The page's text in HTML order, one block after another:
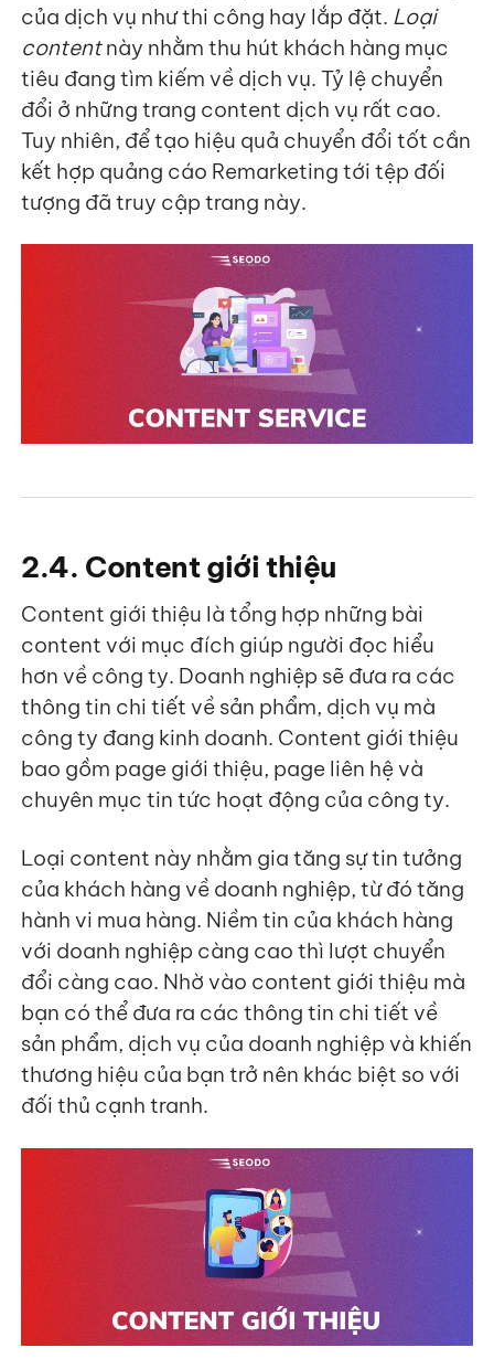
của dịch vụ như thi công hay lắp đặt. Loại
contentnày nhằm thu hút khách hàng mục
tiêu đang tìm kiếm về dịch vụ. Tỷ lệ chuyển
đổi ở những trang content dịch vụ rất cao.
Tuy nhiên, để tạo hiệu quả chuyển đổi tốt cần
kết hợp quảng cáo Remarketing tới tệp đối
tượng đã truy cập trang này.
2.4. Content giới thiệu
Content giới thiệu là tổng hợp những bài
content với mục đích giúp người đọc hiểu
hơn về công ty. Doanh nghiệp sẽ đưa ra các
thông tin chi tiết về sản phẩm, dịch vụ mà
công ty đang kinh doanh. Content giới thiệu
bao gồm page giới thiệu, page liên hệ và
chuyên mục tin tức hoạt động của công ty.
Loại content này nhằm gia tăng sự tin tưởng
của khách hàng về doanh nghiệp, từ đó tăng
hành vi mua hàng. Niềm tin của khách hàng
với doanh nghiệp càng cao thì lượt chuyển
đổi càng cao. Nhờ vào content giới thiệu mà
bạn có thể đưa ra các thông tin chi tiết về
sản phẩm, dịch vụ của doanh nghiệp và khiến
thương hiệu của bạn trở nên khác biệt so với
đối thủ cạnh tranh.